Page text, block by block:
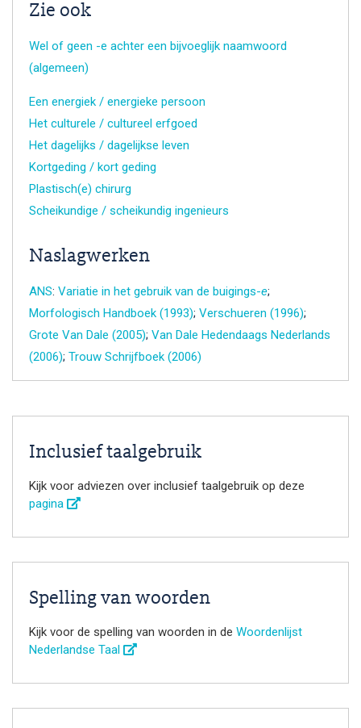
Zie ook
Wel of geen -e achter een bijvoeglijk naamwoord
(algemeen)
Een energiek / energieke persoon
Het culturele / cultureel erfgoed
Het dagelijks / dagelijkse leven
Kortgeding / kort geding
Plastisch(e) chirurg
Scheikundige / scheikundig ingenieurs
Naslagwerken
ANS: Variatie in het gebruik van de buigings-e;
Morfologisch Handboek (1993); Verschueren (1996);
Grote Van Dale (2005); Van Dale Hedendaags Nederlands
(2006); Trouw Schrijfboek (2006)
Inclusief taalgebruik
Kijk voor adviezen over inclusief taalgebruik op deze
pagina
Spelling van woorden
Kijk voor de spelling van woorden in de Woordenlijst
Nederlandse Taal